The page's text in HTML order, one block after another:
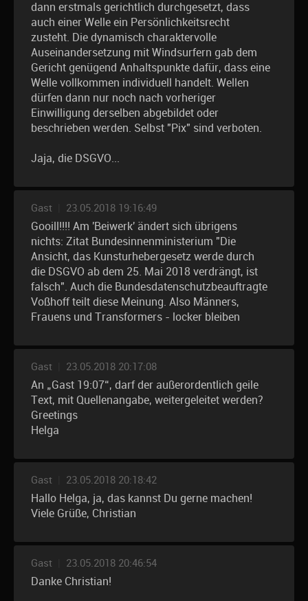
dann erstmals gerichtlich durchgesetzt, dass
auch einer Welle ein Persönlichkeitsrecht
zusteht. Die dynamisch charaktervolle
Auseinandersetzung mit Windsurfern gab dem
Gericht genügend Anhaltspunkte dafür, dass eine
Welle vollkommen individuell handelt. Wellen
dürfen dann nur noch nach vorheriger
Einwilligung derselben abgebildet oder
beschrieben werden. Selbst "Pix" sind verboten.
Jaja, die DSGVO...
Gast 23.05.2018 19:16:49
Gooill!!!! Am 'Beiwerk' ändert sich übrigens
nichts: Zitat Bundesinnenministerium "Die
Ansicht, das Kunsturhebergesetz werde durch
die DSGVO ab dem 25. Mai 2018 verdrängt, ist
falsch". Auch die Bundesdatenschutzbeauftragte
Voßhoff teilt diese Meinung. Also Männers,
Frauens und Transformers - locker bleiben
Gast 23.05.2018 20:17:08
An „Gast 19:07“, darf der außerordentlich geile
Text, mit Quellenangabe, weitergeleitet werden?
Greetings
Helga
Gast 23.05.2018 20:18:42
Hallo Helga, ja, das kannst Du gerne machen!
Viele Grüße, Christian
Gast 23.05.2018 20:46:54
Danke Christian!